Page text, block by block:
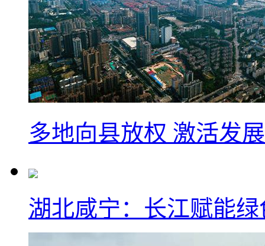
多地向县放权 激活发
湖北咸宁：长江赋能